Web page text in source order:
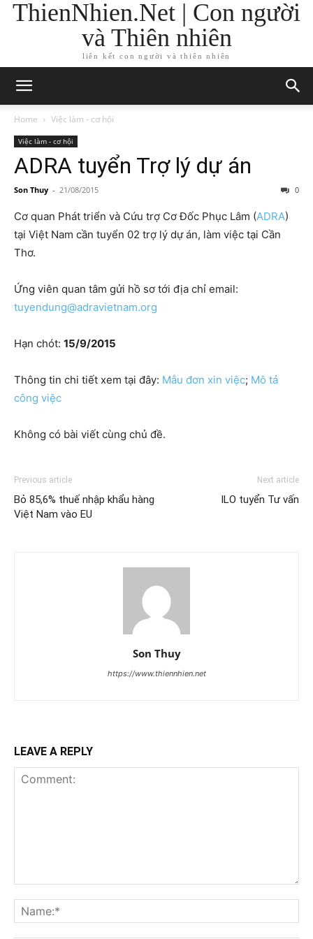
ThienNhien.Net | Con người
và Thiên nhiên
liên kết con người và thiên nhiên
Home Việc làm - cơ hội
Việc làm - cơ hội
ADRA tuyển Trợ lý dự án
Son Thuy - 21/08/2015 0
Cơ quan Phát triển và Cứu trợ Cơ Đốc Phục Lâm (ADRA)
tại Việt Nam cần tuyển 02 trợ lý dự án, làm việc tại Cần
Thơ.
Ứng viên quan tâm gửi hồ sơ tới địa chỉ email:
tuyendung@adravietnam.org
Hạn chót: 15/9/2015
Thông tin chi tiết xem tại đây: Mẫu đơn xin việc; Mô tả
công việc
Không có bài viết cùng chủ đề.
Previous article
Bỏ 85,6% thuế nhập khẩu hàng
Việt Nam vào EU
Next article
ILO tuyển Tư vấn
Son Thuy
https://www.thiennhien.net
LEAVE A REPLY